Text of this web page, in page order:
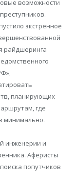
возможности
экстренное
райдшеринга
планирующих
где
минимально.
инженерии и
Аферисты
попутчиков